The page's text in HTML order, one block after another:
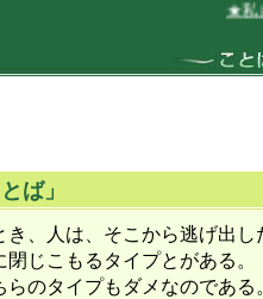
★私
ば」
き、人は、そこから逃げ出
閉じこもるタイプとがある
らのタイプもダメなのであ